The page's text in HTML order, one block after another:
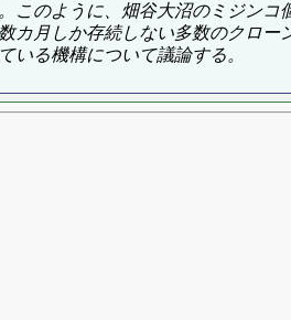
このように、畑谷大沼のミジン
カ月しか存続しない多数のクロ
いる機構について議論する。